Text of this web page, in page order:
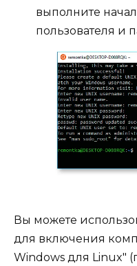
выполните
пользователя и
Вы можете
для включения
Windows для Linux"